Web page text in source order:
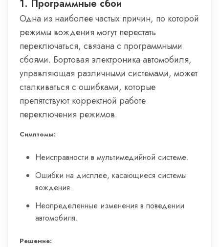
1. Программные сбои
Одна из наиболее частых причин, по которой
режимы вождения могут перестать
переключаться, связана с программными
сбоями. Бортовая электроника автомобиля,
управляющая различными системами, может
сталкиваться с ошибками, которые
препятствуют корректной работе
переключения режимов.
Симптомы:
Неисправности в мультимедийной системе.
Ошибки на дисплее, касающиеся системы
вождения.
Неопределенные изменения в поведении
автомобиля.
Решение: